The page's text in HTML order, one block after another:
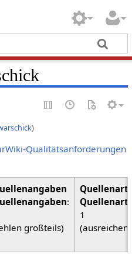
)
Qualitätsanforderungen
:
großteils)
1